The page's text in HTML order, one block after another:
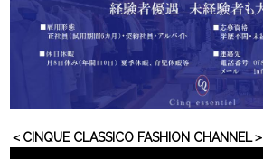
＜CINQUE CLASSICO FASHION CHANNEL＞